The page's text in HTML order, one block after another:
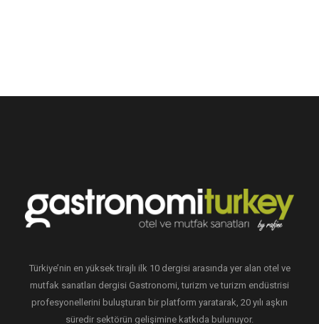
Türkiye’nin en yüksek tirajlı ilk 10 dergisi arasında yer alan otel ve
mutfak sanatları dergisi Gastronomi, turizm ve turizm endüstrisi
profesyonellerini buluşturan bir platform yaratarak, 20 yılı aşkın
süredir sektörün gelişimine katkıda bulunuyor.